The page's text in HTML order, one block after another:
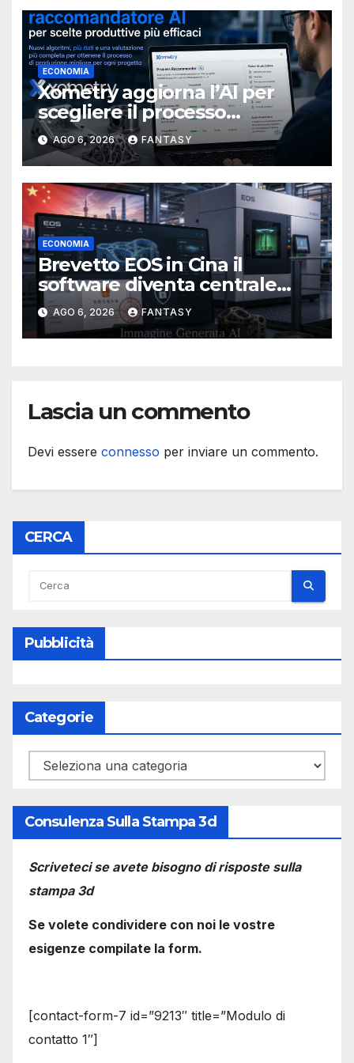
ECONOMIA
Xometry aggiorna l’AI per
scegliere il processo
produttivo più adatto
AGO 6, 2026 FANTASY
ECONOMIA
Brevetto EOS in Cina il
software diventa centrale
nella stampa 3D industriale
AGO 6, 2026 FANTASY
Lascia un commento
Devi essere connesso per inviare un commento.
CERCA
Pubblicità
Categorie
Categorie
Consulenza Sulla Stampa 3d
Scriveteci se avete bisogno di risposte sulla
stampa 3d
Se volete condividere con noi le vostre
esigenze compilate la form.
[contact-form-7 id=”9213″ title=”Modulo di
contatto 1″]